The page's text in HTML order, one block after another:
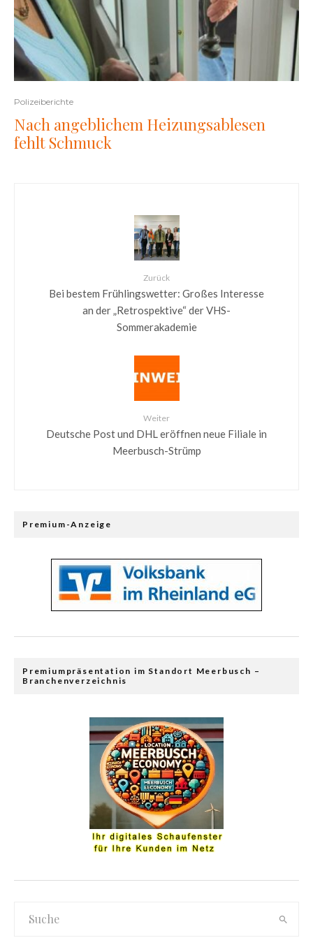
Polizeiberichte
Nach angeblichem Heizungsablesen
fehlt Schmuck
Zurück
Bei bestem Frühlingswetter: Großes Interesse
an der „Retrospektive“ der VHS-
Sommerakademie
Weiter
Deutsche Post und DHL eröffnen neue Filiale in
Meerbusch-Strümp
Premium-Anzeige
Premiumpräsentation im Standort Meerbusch –
Branchenverzeichnis